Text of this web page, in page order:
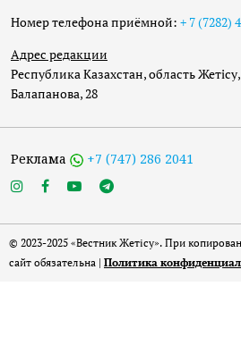
Номер телефона приёмной: + 7 (7282)
Адрес редакции
Республика Казахстан, область
Балапанова, 28
Реклама +7 (747) 286 2041
© 2023-2025 «Вестник Жетісу». При
сайт обязательна | Политика